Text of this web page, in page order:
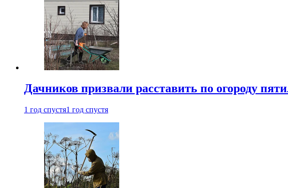
Дачников призвали расставить по огороду
1 год спустя1 год спустя